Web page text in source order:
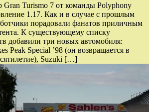
Gran Turismo 7 от команды Polyphony
1.17. Как и в случае с прошлым
порадовали фанатов приличным
К существующему списку
добавили три новых автомобиля:
Peak Special ’98 (он возвращается в
Suzuki […]